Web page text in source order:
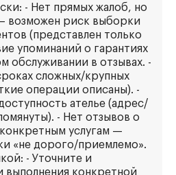
- Нет прямых жалоб, но
возможен риск выборки
(представлен только
упоминаний о гарантиях
обслуживании в отзывах. -
сложных/крупных
операции описаны). -
ателье (адрес/
- Нет отзывов о
услугам —
«не дорого/приемлемо».
- Уточните и
выполнения конкретной